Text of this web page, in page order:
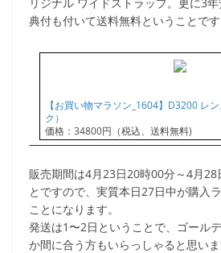
典付も付いて送料無料ということです
【お買い物マラソン_1604】D3200 レ
ク）
価格：34800円（税込、送料無料)
販売期間は4月23日20時00分～4月28
とですので、実質本日27日中が購入
ことになります。
発送は1〜2日ということで、ゴール
か間に合う方もいらっしゃると思いま